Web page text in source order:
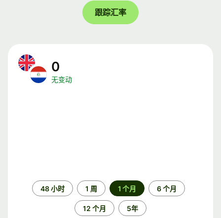
跟踪汇率
0
无变动
48 小时 1 周 1 个月 6 个月
12 个月 5年